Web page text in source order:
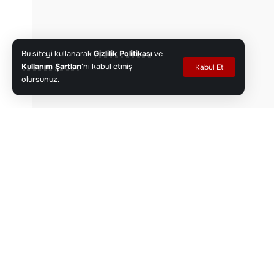
Bu siteyi kullanarakGizlilik Politikasıve
Kullanım Şartları'nı kabul etmiş
olursunuz.
Kabul Et